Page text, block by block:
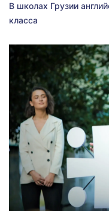
В школах Грузии
класса